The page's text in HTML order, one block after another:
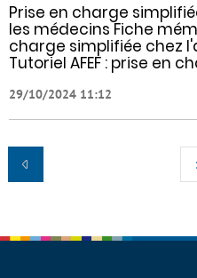
Prise en charge
les médecins Fiche
charge simplifiée chez
Tutoriel AFEF : prise en
29/10/2024 11:12